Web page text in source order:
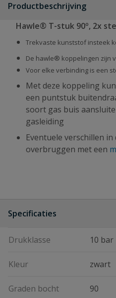
Productbeschrijving
Hawle® T-stuk 90º, 2x
Trekvaste kunststof insteek
De hawle® koppelingen zijn
Voor elke verbinding is een
Met deze koppeling
een puntstuk
soort gas buis
gasleiding
Eventuele verschillen
overbruggen met een
Specificaties
Drukklasse 10 bar
Kleur zwart
Graden bocht 90